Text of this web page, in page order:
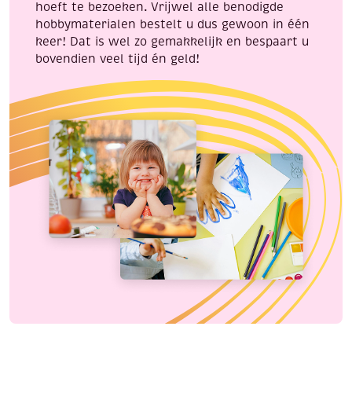
hoeft te bezoeken. Vrijwel alle benodigde
hobbymaterialen bestelt u dus gewoon in één
keer! Dat is wel zo gemakkelijk en bespaart u
bovendien veel tijd én geld!